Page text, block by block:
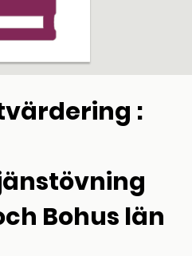
:
Bohus län